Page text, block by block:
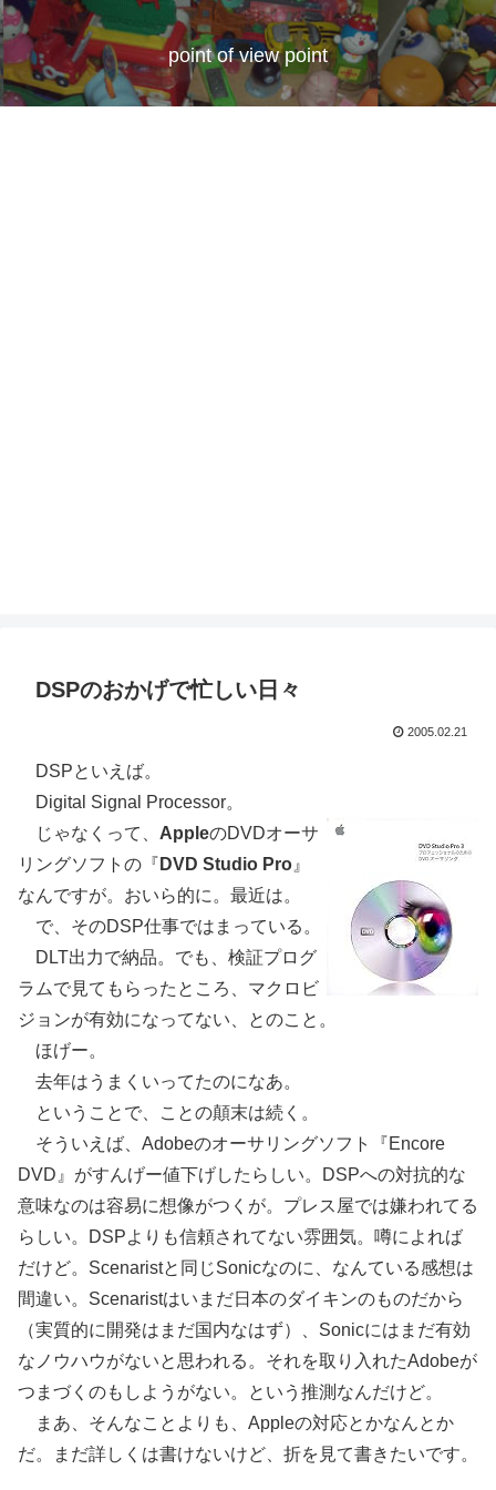
point of view point
DSPのおかげで忙しい日々
2005.02.21
DSPといえば。
Digital Signal Processor。
じゃなくって、 AppleのDVDオーサ
リングソフトの『 DVD Studio Pro 』
なんですが。おいら的に。最近は。
で、そのDSP仕事ではまっている。
DLT出力で納品。でも、検証プログ
ラムで見てもらったところ、マクロビ
ジョンが有効になってない、とのこと。
ほげー。
去年はうまくいってたのになあ。
ということで、ことの顛末は続く。
そういえば、Adobeのオーサリングソフト『Encore
DVD』がすんげー値下げしたらしい。DSPへの対抗的な
意味なのは容易に想像がつくが。プレス屋では嫌われてる
らしい。DSPよりも信頼されてない雰囲気。噂によれば
だけど。Scenaristと同じSonicなのに、なんている感想は
間違い。Scenaristはいまだ日本のダイキンのものだから
（実質的に開発はまだ国内なはず）、Sonicにはまだ有効
なノウハウがないと思われる。それを取り入れたAdobeが
つまづくのもしようがない。という推測なんだけど。
まあ、そんなことよりも、Appleの対応とかなんとか
だ。まだ詳しくは書けないけど、折を見て書きたいです。